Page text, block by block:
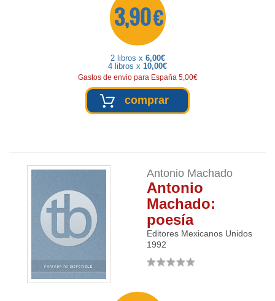
3,90 €
2 libros x 6,00€
4 libros x 10,00€
Gastos de envio para España 5,00€
comprar
Antonio Machado
Antonio
Machado:
poesía
Editores Mexicanos Unidos
1992